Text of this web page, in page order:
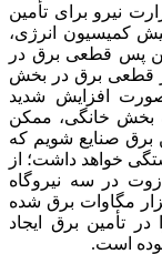
نیرو برای تأمین
کمیسیون انرژی،
پس قطعی برق در
قطعی برق در بخش
افزایش شدید
بخش خانگی، ممکن
برق صنایع شویم که
خواهد داشت؛ از
در سه نیروگاه
مگاوات برق شده
تأمین برق ایجاد
است.